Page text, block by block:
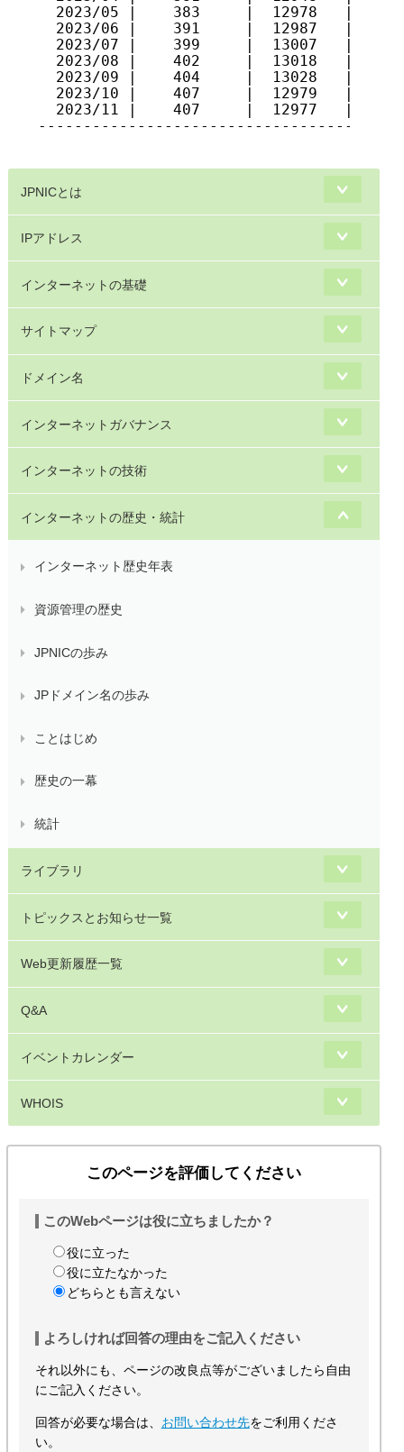
2023/05 |    383     |  12978   |
2023/06 |    391     |  12987   |
2023/07 |    399     |  13007   |
2023/08 |    402     |  13018   |
2023/09 |    404     |  13028   |
2023/10 |    407     |  12979   |
2023/11 |    407     |  12977   |
JPNICとは
IPアドレス
インターネットの基礎
サイトマップ
ドメイン名
インターネットガバナンス
インターネットの技術
インターネットの歴史・統計
インターネット歴史年表
資源管理の歴史
JPNICの歩み
JPドメイン名の歩み
ことはじめ
歴史の一幕
統計
ライブラリ
トピックスとお知らせ一覧
Web更新履歴一覧
Q&A
イベントカレンダー
WHOIS
このページを評価してください
このWebページは役に立ちましたか？
役に立った
役に立たなかった
どちらとも言えない
よろしければ回答の理由をご記入ください
それ以外にも、ページの改良点等がございましたら自由
にご記入ください。
回答が必要な場合は、 お問い合わせ先をご利用くださ
い。